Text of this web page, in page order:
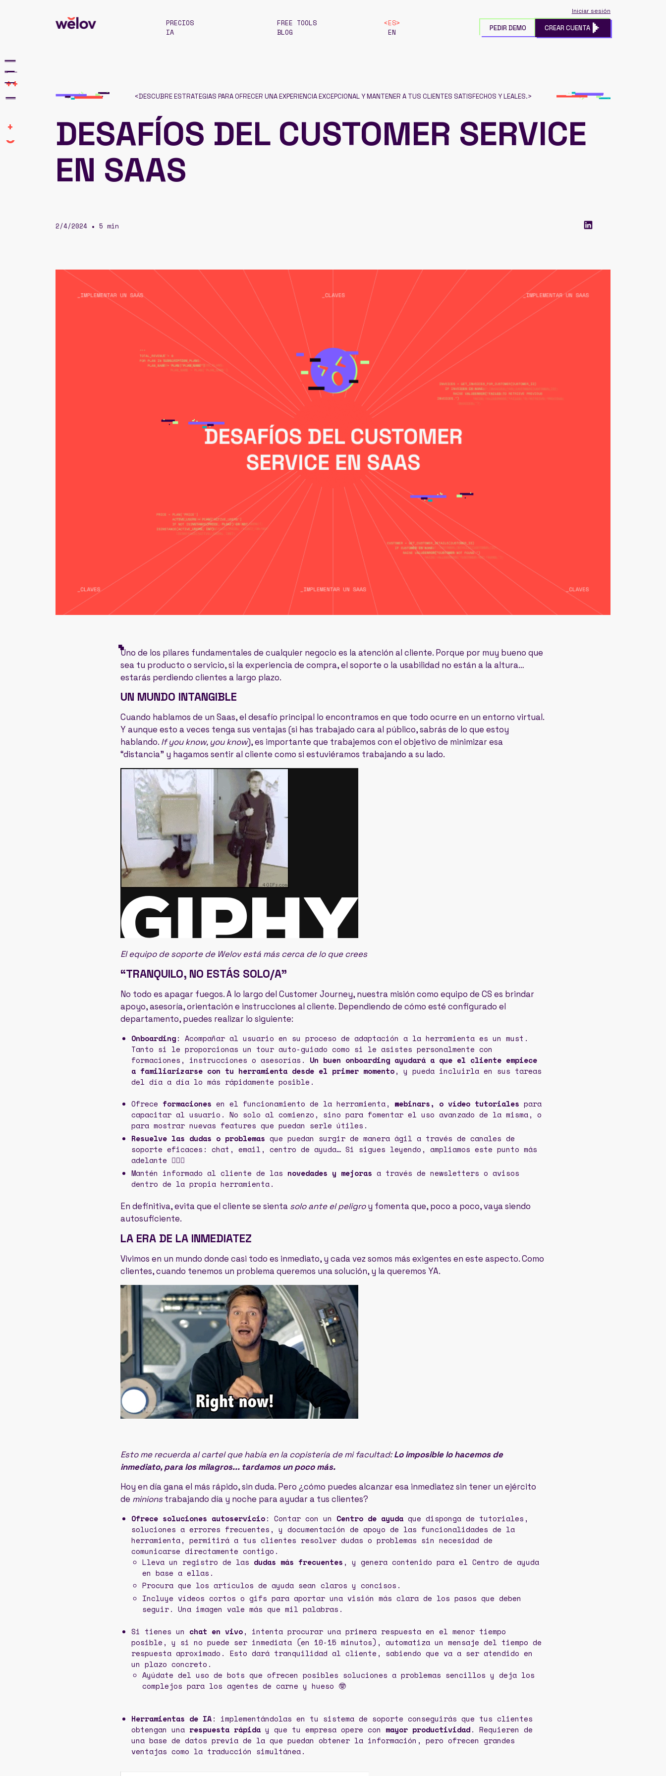
Iniciar sesión
PRECIOS
IA
FREE TOOLS
BLOG
ES
EN
PEDIR DEMO CREAR CUENTA
++
+
<DESCUBRE ESTRATEGIAS PARA OFRECER UNA EXPERIENCIA EXCEPCIONAL Y MANTENER A TUS CLIENTES SATISFECHOS Y LEALES.>
DESAFÍOS DEL CUSTOMER SERVICE
EN SAAS
2/4/2024 • 5 min
Uno de los pilares fundamentales de cualquier negocio es la atención al cliente. Porque por muy bueno que
sea tu producto o servicio, si la experiencia de compra, el soporte o la usabilidad no están a la altura…
estarás perdiendo clientes a largo plazo.
UN MUNDO INTANGIBLE
Cuando hablamos de un Saas, el desafío principal lo encontramos en que todo ocurre en un entorno virtual.
Y aunque esto a veces tenga sus ventajas (si has trabajado cara al público, sabrás de lo que estoy
hablando. If you know, you know), es importante que trabajemos con el objetivo de minimizar esa
“distancia” y hagamos sentir al cliente como si estuviéramos trabajando a su lado.
El equipo de soporte de Welov está más cerca de lo que crees
“TRANQUILO, NO ESTÁS SOLO/A”
No todo es apagar fuegos. A lo largo del Customer Journey, nuestra misión como equipo de CS es brindar
apoyo, asesoría, orientación e instrucciones al cliente. Dependiendo de cómo esté configurado el
departamento, puedes realizar lo siguiente:
Onboarding: Acompañar al usuario en su proceso de adaptación a la herramienta es un must.
Tanto si le proporcionas un tour auto-guiado como si le asistes personalmente con
formaciones, instrucciones o asesorías. Un buen onboarding ayudará a que el cliente empiece
a familiarizarse con tu herramienta desde el primer momento, y pueda incluirla en sus tareas
del día a día lo más rápidamente posible.
Ofrece formaciones en el funcionamiento de la herramienta, webinars, o vídeo tutoriales para
capacitar al usuario. No solo al comienzo, sino para fomentar el uso avanzado de la misma, o
para mostrar nuevas features que puedan serle útiles.
Resuelve las dudas o problemas que puedan surgir de manera ágil a través de canales de
soporte eficaces: chat, email, centro de ayuda… Si sigues leyendo, ampliamos este punto más
adelante 👇🏽😉
Mantén informado al cliente de las novedades y mejoras a través de newsletters o avisos
dentro de la propia herramienta.
En definitiva, evita que el cliente se sienta solo ante el peligroy fomenta que, poco a poco, vaya siendo
autosuficiente.
LA ERA DE LA INMEDIATEZ
Vivimos en un mundo donde casi todo es inmediato, y cada vez somos más exigentes en este aspecto. Como
clientes, cuando tenemos un problema queremos una solución, y la queremos YA.
Esto me recuerda al cartel que había en la copistería de mi facultad:Lo imposible lo hacemos de
inmediato, para los milagros... tardamos un poco más.
Hoy en día gana el más rápido, sin duda. Pero ¿cómo puedes alcanzar esa inmediatez sin tener un ejército
de minionstrabajando día y noche para ayudar a tus clientes?
Ofrece soluciones autoservicio: Contar con un Centro de ayuda que disponga de tutoriales,
soluciones a errores frecuentes, y documentación de apoyo de las funcionalidades de la
herramienta, permitirá a tus clientes resolver dudas o problemas sin necesidad de
comunicarse directamente contigo.
Lleva un registro de las dudas más frecuentes , y genera contenido para el Centro de ayuda
en base a ellas.
Procura que los artículos de ayuda sean claros y concisos.
Incluye vídeos cortos o gifs para aportar una visión más clara de los pasos que deben
seguir. Una imagen vale más que mil palabras.
Si tienes un chat en vivo, intenta procurar una primera respuesta en el menor tiempo
posible, y si no puede ser inmediata (en 10-15 minutos), automatiza un mensaje del tiempo de
respuesta aproximado. Esto dará tranquilidad al cliente, sabiendo que va a ser atendido en
un plazo concreto.
Ayúdate del uso de bots que ofrecen posibles soluciones a problemas sencillos y deja los
complejos para los agentes de carne y hueso 🤓
Herramientas de IA: implementándolas en tu sistema de soporte conseguirás que tus clientes
obtengan una respuesta rápida y que tu empresa opere con mayor productividad. Requieren de
una base de datos previa de la que puedan obtener la información, pero ofrecen grandes
ventajas como la traducción simultánea.